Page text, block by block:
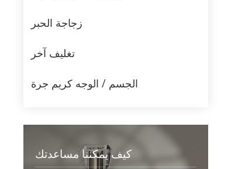
زجاجة الحبر
تغليف آخر
الجسم / الوجه كريم جرة
كيف يمكننا مساعدتك